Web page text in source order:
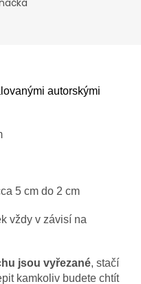
autorskými
5 cm do 2 cm
vždy v závisí na
jsou vyřezané, stačí
kamkoliv budete chtít